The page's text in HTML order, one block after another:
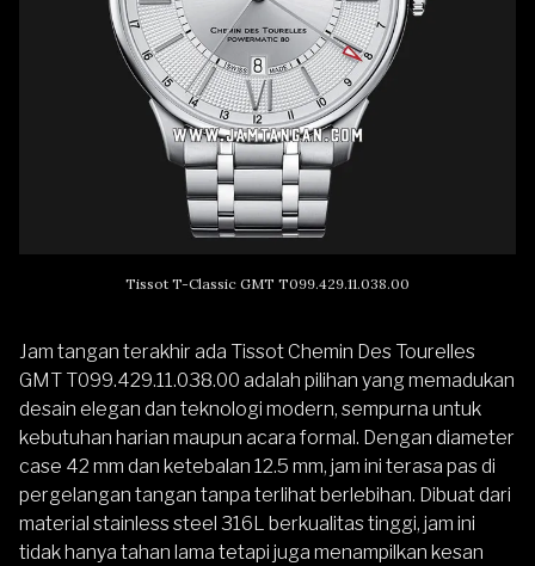
Tissot T-Classic GMT T099.429.11.038.00
Jam tangan terakhir ada Tissot Chemin Des Tourelles
GMT T099.429.11.038.00 adalah pilihan yang memadukan
desain elegan dan teknologi modern, sempurna untuk
kebutuhan harian maupun acara formal. Dengan diameter
case 42 mm dan ketebalan 12.5 mm, jam ini terasa pas di
pergelangan tangan tanpa terlihat berlebihan. Dibuat dari
material stainless steel 316L berkualitas tinggi, jam ini
tidak hanya tahan lama tetapi juga menampilkan kesan